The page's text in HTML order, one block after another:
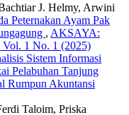
J. Helmy, Arwini
Peternakan Ayam Pak
, AKSAYA:
1 No. 1 (2025)
Sistem Informasi
Pelabuhan Tanjung
Rumpun Akuntansi
Taloim, Priska